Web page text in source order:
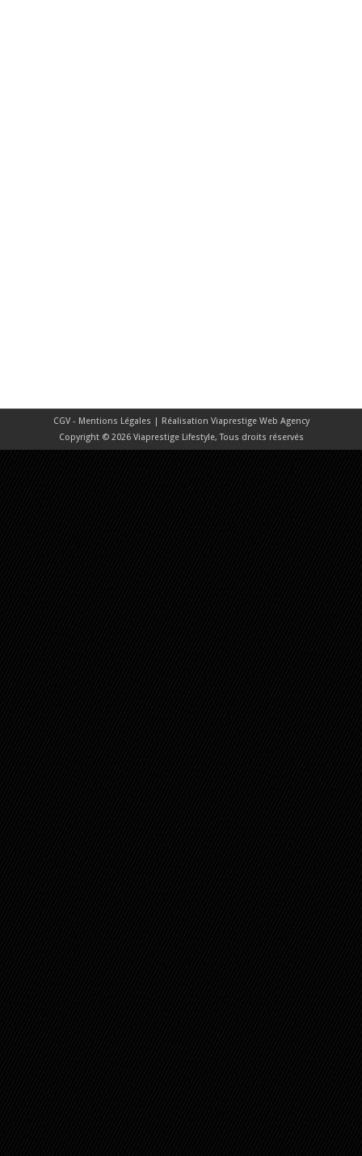
CGV - Mentions Légales | Réalisation Viaprestige Web Agency
Copyright © 2026 Viaprestige Lifestyle, Tous droits réservés